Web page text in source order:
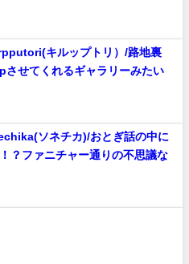
キルップトリ）/路地裏
させてくれるギャラリーみたい
ソネチカ)/おとぎ話の中に
？ファニチャー通りの不思議な